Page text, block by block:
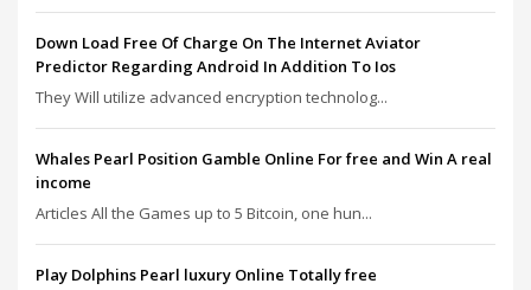
Down Load Free Of Charge On The Internet Aviator
Predictor Regarding Android In Addition To Ios
They Will utilize advanced encryption technolog...
Whales Pearl Position Gamble Online For free and Win A real
income
Articles All the Games up to 5 Bitcoin, one hun...
Play Dolphins Pearl luxury Online Totally free